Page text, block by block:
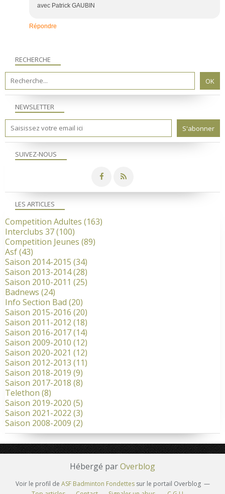
avec Patrick GAUBIN
Répondre
NEWSLETTER
SUIVEZ-NOUS
RECHERCHE
LES ARTICLES
Competition Adultes (163)
Interclubs 37(100)
Competition Jeunes (89)
Asf(43)
Saison 2014-2015 (34)
Saison 2013-2014(28)
Saison 2010-2011 (25)
Badnews (24)
Info Section Bad (20)
Saison 2015-2016 (20)
Saison 2011-2012 (18)
Saison 2016-2017(14)
Saison 2009-2010 (12)
Saison 2020-2021 (12)
Saison 2012-2013 (11)
Saison 2018-2019 (9)
Saison 2017-2018 (8)
Telethon (8)
Saison 2019-2020 (5)
Saison 2021-2022 (3)
Saison 2008-2009 (2)
Hébergé parOverblog
Voir le profil de ASF Badminton Fondettessur le portail Overblog